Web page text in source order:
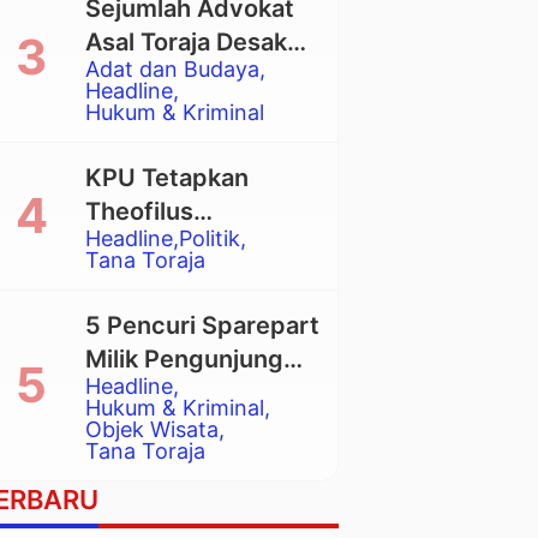
Adat dan Budaya
Headline
Hukum & Kriminal
Sejumlah Advokat
Asal Toraja Desak
Mahkamah Agung
Larang Penggunaan
Eksekusi Rumah
Adat Tongkonan
Headline Politik
Tana Toraja
KPU Tetapkan
Theofilus
Allorerung dan
Zadrak Tombe
sebagai Bupati dan
Wakil Bupati Tana
Toraja Terpilih
Headline
Hukum & Kriminal
Objek Wisata
Tana Toraja
5 Pencuri Sparepart
Milik Pengunjung
Objek Wisata
Pango-Pango
Ditangkap Polisi